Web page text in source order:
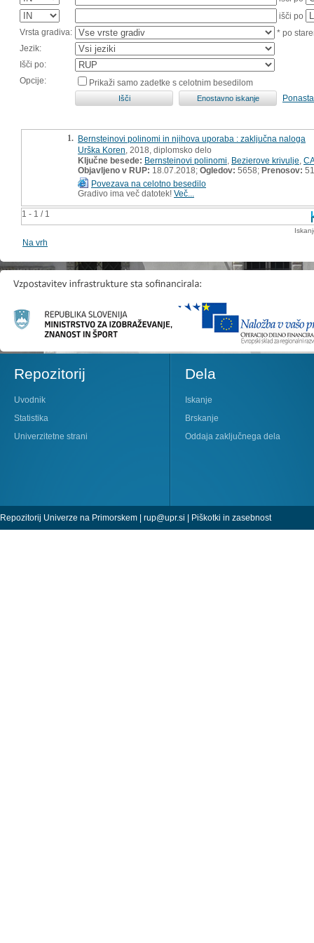
išči po
Vrsta gradiva:
* po
Jezik:
Išči po:
Opcije:
Prikaži samo zadetke s celotnim besedilom
1 - 1 / 1
1. Bernsteinovi polinomi in njihova uporaba : zaključna naloga
Urška Koren , 2018, diplomsko delo
Ključne besede: Bernsteinovi polinomi Bezierove krivulje
Objavljeno v RUP: 18.07.2018; Ogledov: 5658; Prenosov: 51
Povezava na celotno besedilo
Gradivo ima več datotek! Več...
Na vrh
Repozitorij
Uvodnik
Statistika
Univerzitetne strani
Dela
Iskanje
Brskanje
Oddaja zaključnega dela
Repozitorij Univerze na Primorskem | rup@upr.si | Piškotki in zasebnost